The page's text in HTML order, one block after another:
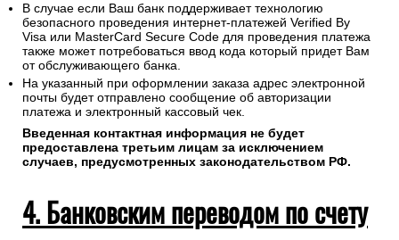
В случае если Ваш банк поддерживает технологию
безопасного проведения интернет-платежей Verified By
Visa или MasterCard Secure Code для проведения платежа
также может потребоваться ввод кода который придет Вам
от обслуживающего банка.
На указанный при оформлении заказа адрес электронной
почты будет отправлено сообщение об авторизации
платежа и электронный кассовый чек.
Введенная контактная информация не будет
предоставлена третьим лицам за исключением
случаев, предусмотренных законодательством РФ.
4. Банковским переводом по счету